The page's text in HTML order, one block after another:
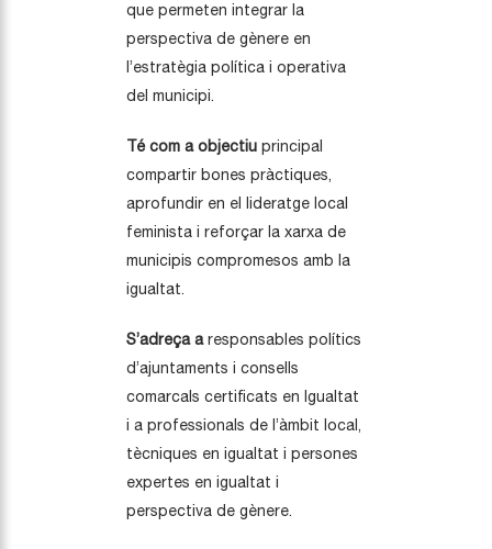
que permeten integrar la
perspectiva de gènere en
l’estratègia política i operativa
del municipi.
Té com a objectiu principal
compartir bones pràctiques,
aprofundir en el lideratge local
feminista i reforçar la xarxa de
municipis compromesos amb la
igualtat.
S’adreça aresponsables polítics
d’ajuntaments i consells
comarcals certificats en Igualtat
i a professionals de l’àmbit local,
tècniques en igualtat i persones
expertes en igualtat i
perspectiva de gènere.